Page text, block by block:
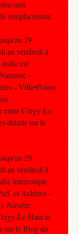
remplacement.
29
au vendredi à
est
–
– Ville•Poissy
entre Cergy-Le
détails sur le
29
au vendredi à
interrompu
et Achères –
Navette
Le Haut et
sur le Blog du